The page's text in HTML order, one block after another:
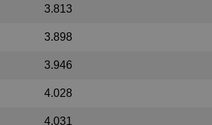
3.813
3.898
3.946
4.028
4.031